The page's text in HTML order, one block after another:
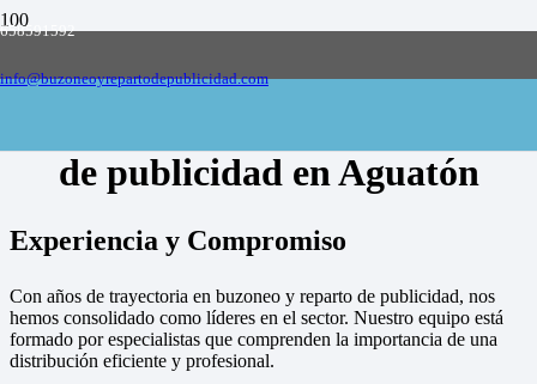
658591592
info@buzoneoyrepartodepublicidad.com
Empresa de buzoneo y reparto de publicidad
de publicidad en Aguatón
Experiencia y Compromiso
Con años de trayectoria en buzoneo y reparto de publicidad, nos
hemos consolidado como líderes en el sector. Nuestro equipo está
formado por especialistas que comprenden la importancia de una
distribución eficiente y profesional.